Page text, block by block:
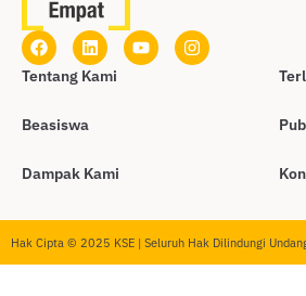
Tentang Kami
Beasiswa
Dampak Kami
Hak Cipta © 2025 KSE | Seluruh Hak Dilindungi